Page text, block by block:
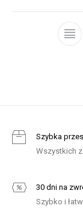
Szybka
Wszystkich
30 dni na
Szybko i